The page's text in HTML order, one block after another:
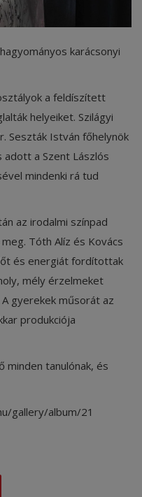
karácsonyi
a feldíszített
helyeiket. Szilágyi
Seszták István főhelynök
adott a Szent Lászlós
mindenki rá tud
az irodalmi színpad
Tóth Alíz és Kovács
és energiát fordítottak
mély érzelmeket
gyerekek műsorát az
produkciója
minden tanulónak, és
gallery/album/21